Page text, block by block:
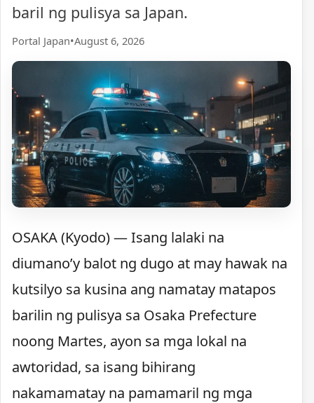
baril ng pulisya sa Japan.
Portal Japan•August 6, 2026
OSAKA (Kyodo) — Isang lalaki na
diumano’y balot ng dugo at may hawak na
kutsilyo sa kusina ang namatay matapos
barilin ng pulisya sa Osaka Prefecture
noong Martes, ayon sa mga lokal na
awtoridad, sa isang bihirang
nakamamatay na pamamaril ng mga